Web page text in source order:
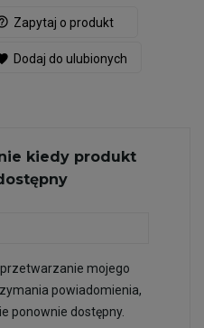
Zapytaj o produkt
Dodaj do ulubionych
kiedy produkt
mojego
powiadomienia,
ponownie dostępny.